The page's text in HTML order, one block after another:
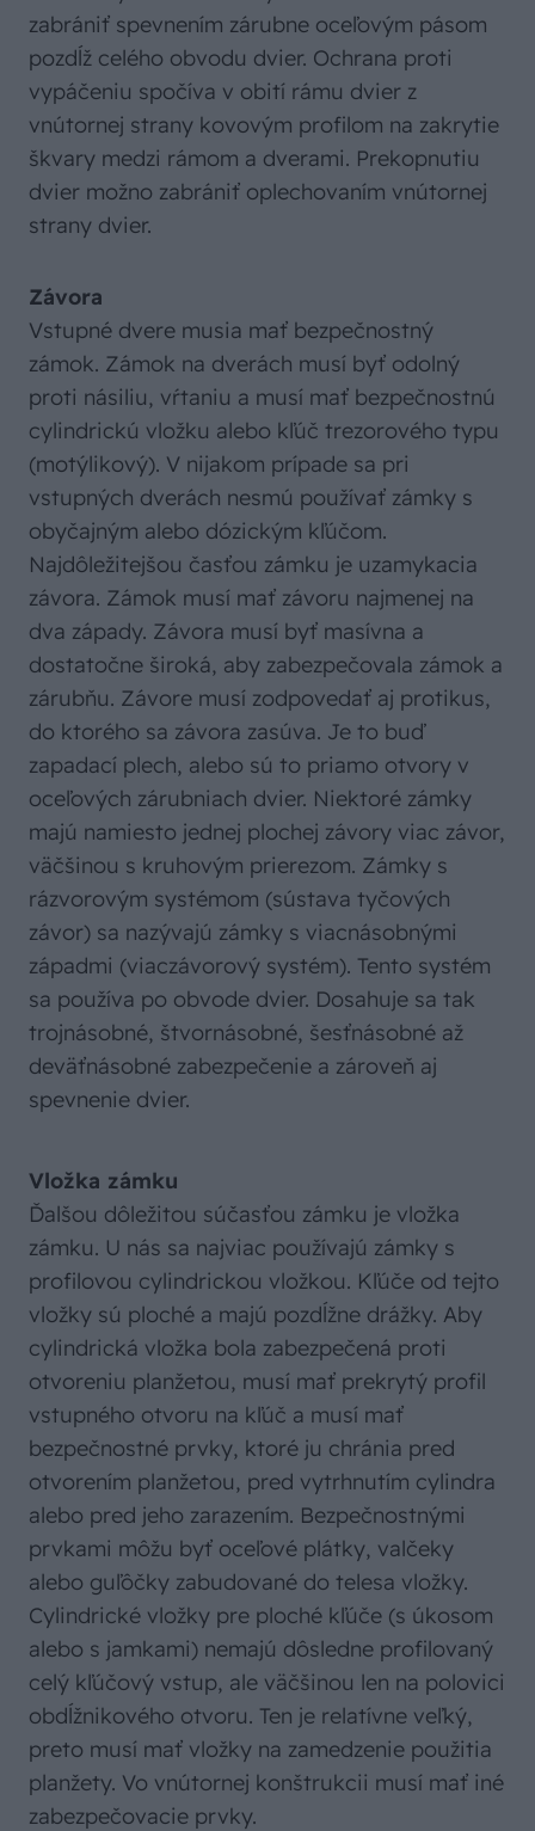
zabrániť spevnením zárubne oceľovým pásom
pozdĺž celého obvodu dvier. Ochrana proti
vypáčeniu spočíva v obití rámu dvier z
vnútornej strany kovovým profilom na zakrytie
škvary medzi rámom a dverami. Prekopnutiu
dvier možno zabrániť oplechovaním vnútornej
strany dvier.
Závora
Vstupné dvere musia mať bezpečnostný
zámok. Zámok na dverách musí byť odolný
proti násiliu, vŕtaniu a musí mať bezpečnostnú
cylindrickú vložku alebo kľúč trezorového typu
(motýlikový). V nijakom prípade sa pri
vstupných dverách nesmú používať zámky s
obyčajným alebo dózickým kľúčom.
Najdôležitejšou časťou zámku je uzamykacia
závora. Zámok musí mať závoru najmenej na
dva západy. Závora musí byť masívna a
dostatočne široká, aby zabezpečovala zámok a
zárubňu. Závore musí zodpovedať aj protikus,
do ktorého sa závora zasúva. Je to buď
zapadací plech, alebo sú to priamo otvory v
oceľových zárubniach dvier. Niektoré zámky
majú namiesto jednej plochej závory viac závor,
väčšinou s kruhovým prierezom. Zámky s
rázvorovým systémom (sústava tyčových
závor) sa nazývajú zámky s viacnásobnými
západmi (viaczávorový systém). Tento systém
sa používa po obvode dvier. Dosahuje sa tak
trojnásobné, štvornásobné, šesťnásobné až
deväťnásobné zabezpečenie a zároveň aj
spevnenie dvier.
Vložka zámku
Ďalšou dôležitou súčasťou zámku je vložka
zámku. U nás sa najviac používajú zámky s
profilovou cylindrickou vložkou. Kľúče od tejto
vložky sú ploché a majú pozdĺžne drážky. Aby
cylindrická vložka bola zabezpečená proti
otvoreniu planžetou, musí mať prekrytý profil
vstupného otvoru na kľúč a musí mať
bezpečnostné prvky, ktoré ju chránia pred
otvorením planžetou, pred vytrhnutím cylindra
alebo pred jeho zarazením. Bezpečnostnými
prvkami môžu byť oceľové plátky, valčeky
alebo guľôčky zabudované do telesa vložky.
Cylindrické vložky pre ploché kľúče (s úkosom
alebo s jamkami) nemajú dôsledne profilovaný
celý kľúčový vstup, ale väčšinou len na polovici
obdĺžnikového otvoru. Ten je relatívne veľký,
preto musí mať vložky na zamedzenie použitia
planžety. Vo vnútornej konštrukcii musí mať iné
zabezpečovacie prvky.